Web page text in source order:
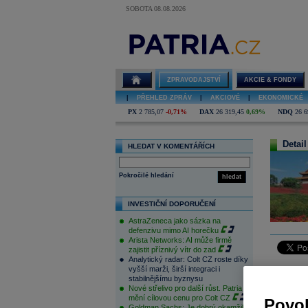
SOBOTA 08.08.2026
ZPRAVODAJSTVÍ AKCIE & FONDY
PŘEHLED ZPRÁV AKCIOVÉ EKONOMICKÉ
PX 2 785,07 -0,71% DAX 26 319,45 0,69% NDQ 26
HLEDAT V KOMENTÁŘÍCH
hledat
Pokročilé hledání
INVESTIČNÍ DOPORUČENÍ
AstraZeneca jako sázka na
defenzivu mimo AI horečku
Arista Networks: AI může firmě
zajistit příznivý vítr do zad
Analytický radar: Colt CZ roste díky
vyšší marži, širší integraci i
stabilnějšímu byznysu
Nové střelivo pro další růst. Patria
mění cílovou cenu pro Colt CZ